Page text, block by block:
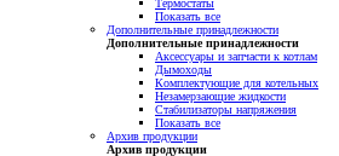
Термостаты
Показать все
Дополнительные принадлежности
Дополнительные принадлежности
Аксессуары и запчасти к котлам
Дымоходы
Комплектующие для котельных
Незамерзающие жидкости
Стабилизаторы напряжения
Показать все
Архив продукции
Архив продукции